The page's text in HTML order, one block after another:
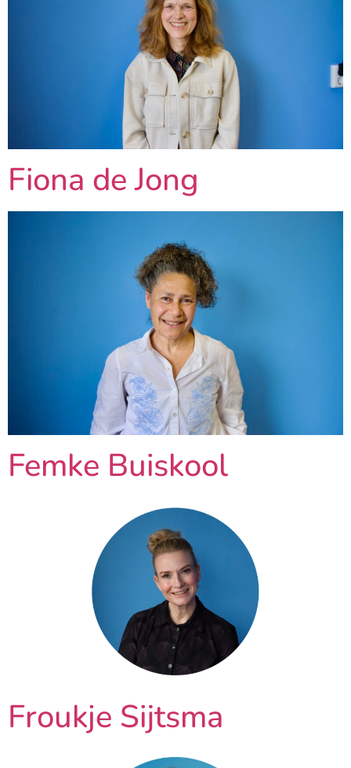
Fiona de Jong
Femke Buiskool
Froukje Sijtsma